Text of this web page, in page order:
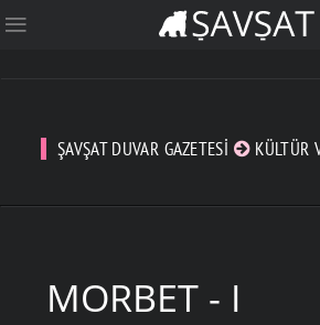
ŞAVŞAT DUVAR GAZETESI KÜLTÜR
MORBET - I